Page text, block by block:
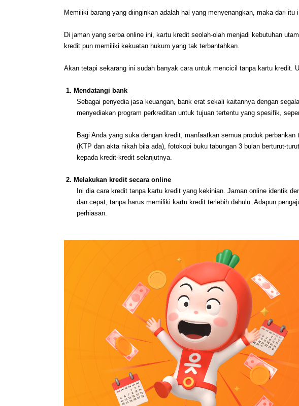
Memiliki barang yang diinginkan adalah hal yang menyenangkan, maka dari
Di jaman yang serba online ini, kartu kredit seolah-olah menjadi kebutuhan
kredit pun memiliki kekuatan hukum yang tak terbantahkan.
Akan tetapi sekarang ini sudah banyak cara untuk mencicil tanpa kartu
1. Mendatangi bank
Sebagai penyedia jasa keuangan, bank erat sekali kaitannya dengan
menyediakan program perkreditan untuk tujuan tertentu yang spesifik,
Bagi Anda yang suka dengan kredit, manfaatkan semua produk
(KTP dan akta nikah bila ada), fotokopi buku tabungan 3 bulan berturut-
kepada kredit-kredit selanjutnya.
2. Melakukan kredit secara online
Ini dia cara kredit tanpa kartu kredit yang kekinian. Jaman online identik
dan cepat, tanpa harus memiliki kartu kredit terlebih dahulu. Adapun
perhiasan.